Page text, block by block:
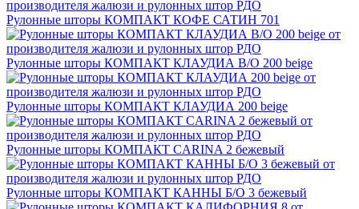
Рулонные шторы КОМПАКТ КОФЕ САТИН 701
Рулонные шторы КОМПАКТ КЛАУДИА B/O 200 beige
Рулонные шторы КОМПАКТ КЛАУДИА 200 beige
Рулонные шторы КОМПАКТ CARINA 2 бежевый
Рулонные шторы КОМПАКТ КАННЫ Б/О 3 бежевый